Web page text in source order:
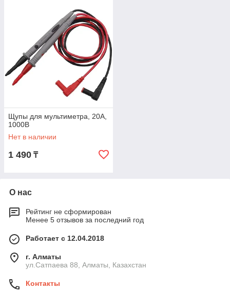
Щупы для мультиметра, 20А,
1000В
Нет в наличии
1 490 ₸
О нас
Рейтинг не сформирован
Менее 5 отзывов за последний год
Работает с 12.04.2018
г. Алматы
ул.Сатпаева 88, Алматы, Казахстан
Контакты